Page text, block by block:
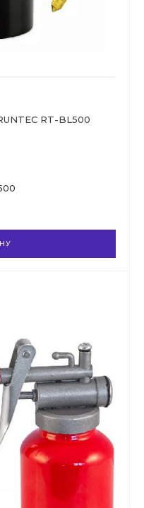
RT-BL500